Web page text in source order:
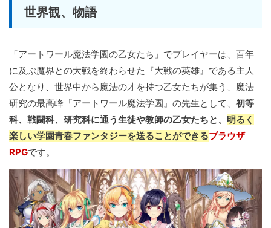
世界観、物語
「アートワール魔法学園の乙女たち」でプレイヤーは、百年
に及ぶ魔界との大戦を終わらせた『大戦の英雄』である主人
公となり、世界中から魔法の才を持つ乙女たちが集う、魔法
研究の最高峰『アートワール魔法学園』の先生として、 初等
科、戦闘科、研究科に通う生徒や教師の乙女たちと、 明るく
楽しい学園青春ファンタジーを送ることができるブラウザ
RPGです。